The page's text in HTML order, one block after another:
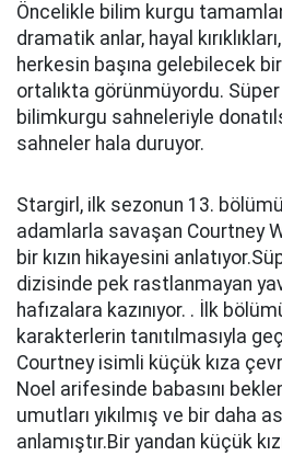
Öncelikle bilim kurgu
dramatik anlar, hayal
herkesin başına gelebilecek
ortalıkta görünmüyordu.
bilimkurgu sahneleriyle
sahneler hala duruyor.
Stargirl, ilk sezonun 13.
adamlarla savaşan Courtney
bir kızın hikayesini
dizisinde pek rastlanmayan
hafızalara kazınıyor. . İlk
karakterlerin tanıtılmasıyla
Courtney isimli küçük kıza
Noel arifesinde babasını
umutları yıkılmış ve bir daha
anlamıştır.Bir yandan küçük